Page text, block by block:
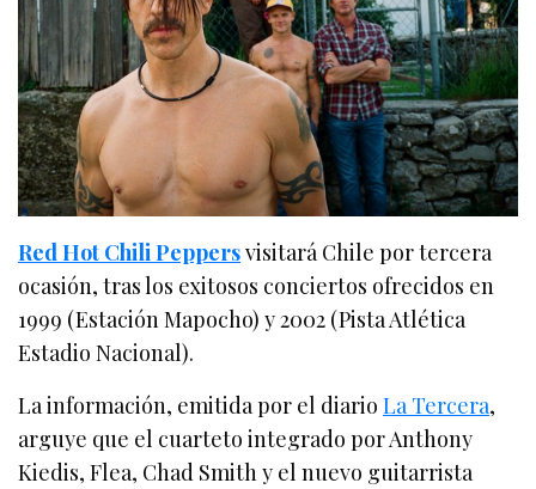
Red Hot Chili Peppersvisitará Chile por tercera
ocasión, tras los exitosos conciertos ofrecidos en
1999 (Estación Mapocho) y 2002 (Pista Atlética
Estadio Nacional).
La información, emitida por el diarioLa Tercera,
arguye que el cuarteto integrado por Anthony
Kiedis, Flea, Chad Smith y el nuevo guitarrista